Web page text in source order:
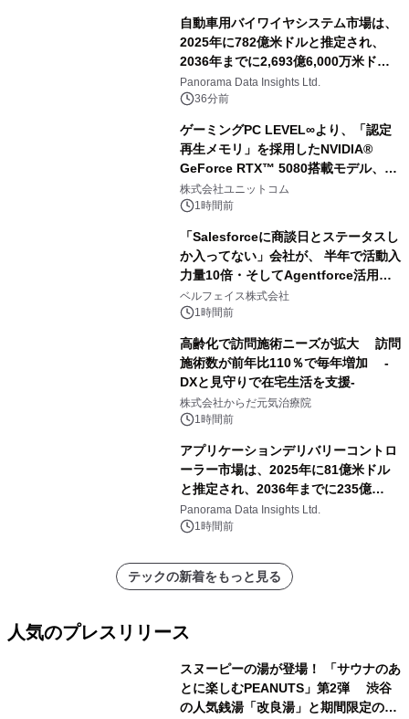
自動車用バイワイヤシステム市場は、
2025年に782億米ドルと推定され、
2036年までに2,693億6,000万米ドル
に達すると予測されており、予測期間
（2026年～2036年）
Panorama Data Insights Ltd.
36分前
ゲーミングPC LEVEL∞より、「認定
再生メモリ」を採用したNVIDIA®
GeForce RTX™ 5080搭載モデル、
NVIDIA® GeForce RTX™ 5070 Ti搭
載モデルを販売開始
株式会社ユニットコム
1時間前
「Salesforceに商談日とステータスし
か入ってない」会社が、 半年で活動入
力量10倍・そしてAgentforce活用へ
── 敷島住宅×bellSalesAI事例公開
ベルフェイス株式会社
1時間前
高齢化で訪問施術ニーズが拡大 訪問
施術数が前年比110％で毎年増加 -
DXと見守りで在宅生活を支援-
株式会社からだ元気治療院
1時間前
アプリケーションデリバリーコントロ
ーラー市場は、2025年に81億米ドル
と推定され、2036年までに235億
8,000万米ドルに達すると予測されて
おり、予測期間（2026年～2036年）
Panorama Data Insights Ltd.
1時間前
テックの新着をもっと見る
人気のプレスリリース
スヌーピーの湯が登場！ 「サウナのあ
とに楽しむPEANUTS」第2弾 渋谷
の人気銭湯「改良湯」と期間限定のコ